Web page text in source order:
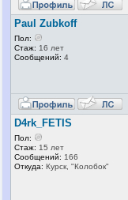
Paul Zubkoff
Пол:
Стаж: 16 лет
Сообщений: 4
D4rk_FETIS
Пол:
Стаж: 15 лет
Сообщений: 166
Откуда: Курск, "Колобок"